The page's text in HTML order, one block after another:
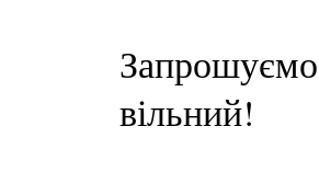
Запрошуємо
вільний!